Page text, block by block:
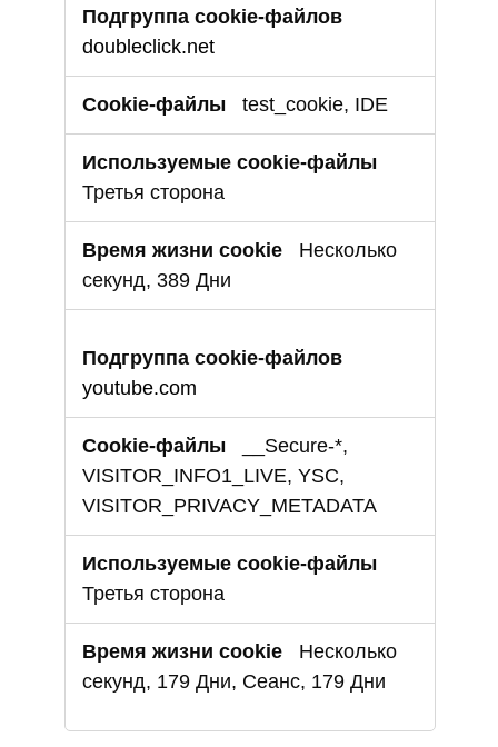
doubleclick.net
test_cookie, IDE
Третья сторона
Несколько
секунд, 389 Дни
youtube.com
__Secure-*,
VISITOR_INFO1_LIVE, YSC,
VISITOR_PRIVACY_METADATA
Третья сторона
Несколько
секунд, 179 Дни, Сеанс, 179 Дни